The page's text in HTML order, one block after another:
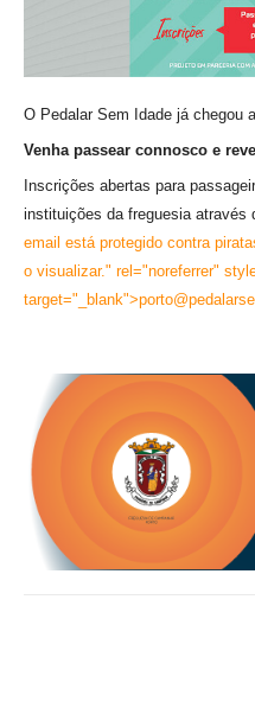
CONSTITUIÇÃO
PRESIDENTE
EXECUTIVO E PELOUROS
ASSEMBLEIA DE FREGUESIA
GRAVAÇÕES DAS REUNIÕES
ATAS E DOCUMENTOS DA
EDITAIS
REGULAMENTOS E TAXAS
PLANO E ORÇAMENTO
RELATÓRIO E CONTAS
INVENTÁRIO
RECRUTAMENTO PESSOAL
O Pedalar Sem Idade já chegou
Venha passear connosco e
Inscrições abertas para
instituições da freguesia através
email está protegido contra
o visualizar." rel="noreferrer"
target="_blank">porto@